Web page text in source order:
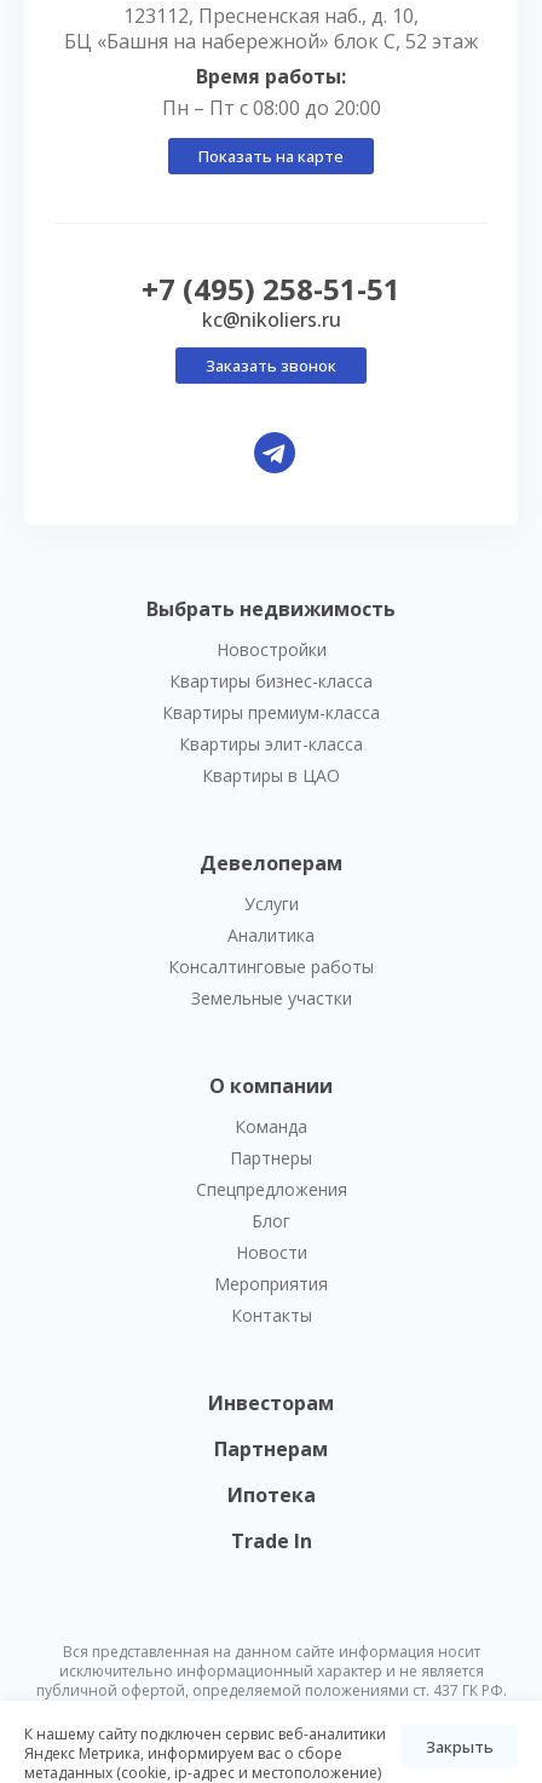
Выбрать недвижимость
Новостройки
Квартиры бизнес-класса
Квартиры премиум-класса
Квартиры элит-класса
Квартиры в ЦАО
Девелоперам
Услуги
Аналитика
Консалтинговые работы
Земельные участки
О компании
Команда
Партнеры
Спецпредложения
Блог
Новости
Мероприятия
Контакты
Инвесторам
Партнерам
Ипотека
Trade In
123112, Пресненская наб., д. 10,
БЦ «Башня на набережной» блок С, 52 этаж
Время работы:
Пн – Пт с 08:00 до 20:00
Показать на карте
+7 (495) 258-51-51
kc@nikoliers.ru
Заказать звонок
Вся представленная на данном сайте информация носит
исключительно информационный характер и не является
публичной офертой, определяемой положениями ст. 437 ГК РФ.
изменена в любое время без предварительного уведомления.
© Nikoliers 2026
К нашему сайту подключен сервис веб-аналитики
Яндекс Метрика, информируем вас о сборе
метаданных (cookie, ip-адрес и местоположение)
Закрыть